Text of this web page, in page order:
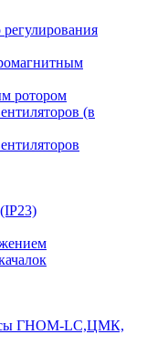
ротором
(в
ГНОМ-LC,ЦМК,